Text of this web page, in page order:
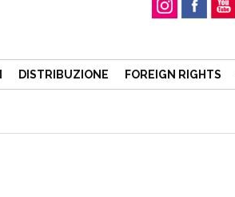
DISTRIBUZIONE FOREIGN RIGHTS